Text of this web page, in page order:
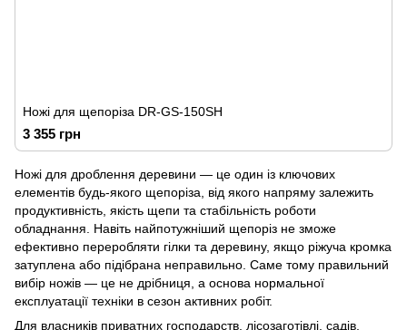
Ножі для щепоріза DR-GS-150SH
3 355 грн
Ножі для дроблення деревини — це один із ключових
елементів будь-якого щепоріза, від якого напряму залежить
продуктивність, якість щепи та стабільність роботи
обладнання. Навіть найпотужніший щепоріз не зможе
ефективно переробляти гілки та деревину, якщо ріжуча кромка
затуплена або підібрана неправильно. Саме тому правильний
вибір ножів — це не дрібниця, а основа нормальної
експлуатації техніки в сезон активних робіт.
Для власників приватних господарств, лісозаготівлі, садів,